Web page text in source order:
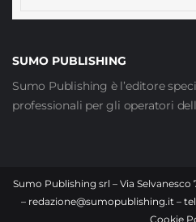
SUMO PUBLISHING
Sumo Publishing è l’editore
professionali per gli operatori
Sumo Publishing srl – Via Selvanesco
– redazione@sumopublishing.it –
Cookie